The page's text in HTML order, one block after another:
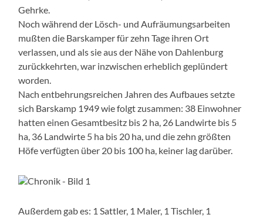
Gehrke.
Noch während der Lösch- und Aufräumungsarbeiten
mußten die Barskamper für zehn Tage ihren Ort
verlassen, und als sie aus der Nähe von Dahlenburg
zurückkehrten, war inzwischen erheblich geplündert
worden.
Nach entbehrungsreichen Jahren des Aufbaues setzte
sich Barskamp 1949 wie folgt zusammen: 38 Einwohner
hatten einen Gesamtbesitz bis 2 ha, 26 Landwirte bis 5
ha, 36 Landwirte 5 ha bis 20 ha, und die zehn größten
Höfe verfügten über 20 bis 100 ha, keiner lag darüber.
Außerdem gab es: 1 Sattler, 1 Maler, 1 Tischler, 1